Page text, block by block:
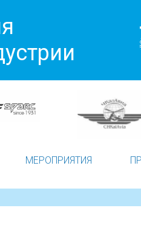
МЕРОПРИЯТИЯ